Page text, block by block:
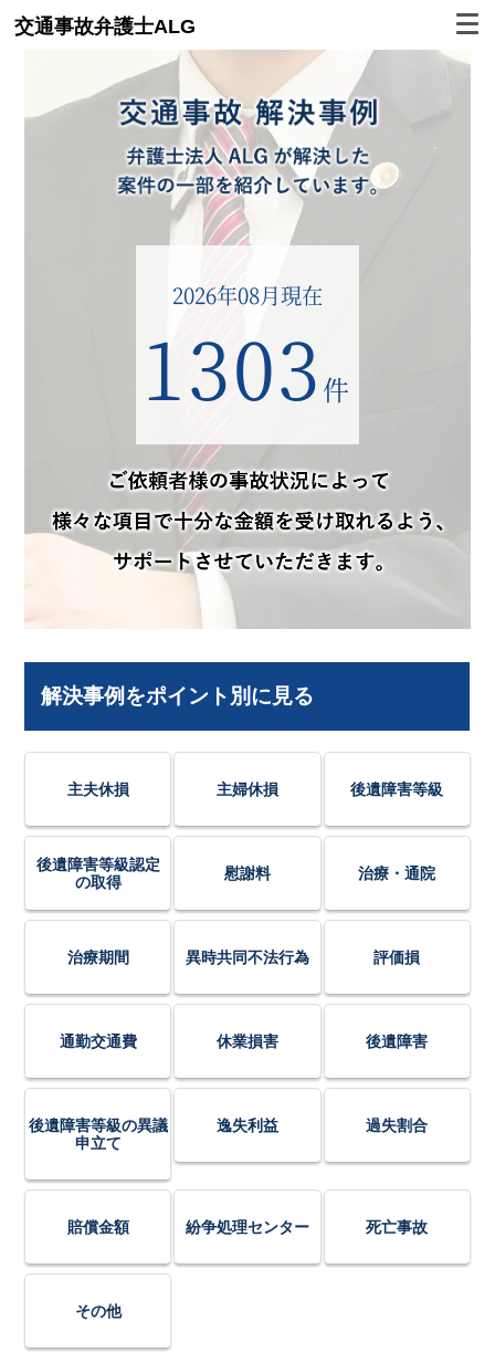
交通事故弁護士ALG
2026年08月現在
1303 件
解決事例をポイント別に見る
主夫休損 主婦休損 後遺障害等級
後遺障害等級認定
の取得
慰謝料 治療・通院
治療期間 異時共同不法行為 評価損
通勤交通費 休業損害 後遺障害
後遺障害等級の異議
申立て
逸失利益 過失割合
賠償金額 紛争処理センター 死亡事故
その他